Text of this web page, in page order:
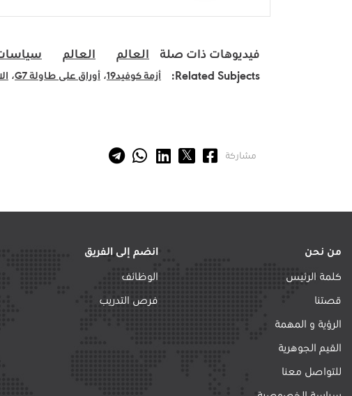
فيديوهات ذات صلة العالم العالم
Related Subjects:
أزمة كوفيد19 ، أوراق على طاولة G7 ،
مشاركة
من نحن
كلمة الرئيس
قصتنا
الرؤية و المهمة
القيم الجوهرية
للتواصل معنا
انضم إلى الفريق
الوظائف
فرص التدريب